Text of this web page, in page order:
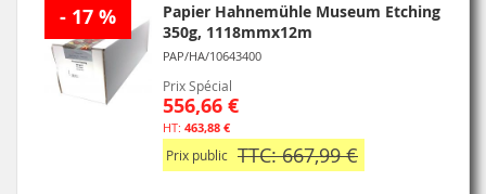
- 17 %
Papier Hahnemühle Museum Etching
350g, 1118mmx12m
PAP/HA/10643400
Prix Spécial
556,66 €
463,88 €
Prix public TTC: 667,99 €